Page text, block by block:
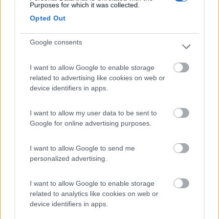
Purposes for which it was collected.
Opted Out
Google consents
I want to allow Google to enable storage
related to advertising like cookies on web or
device identifiers in apps.
I want to allow my user data to be sent to
Google for online advertising purposes.
I want to allow Google to send me
personalized advertising.
I want to allow Google to enable storage
related to analytics like cookies on web or
device identifiers in apps.
Pescara Nord. Ciao e buone vacanze Alfredo
pat70
Inserito il13/07/2006 alle:
balbotta
95
ciao! ero proprio in cerca di informazioni sul gran sasso e ho
trovato questo bellissimo topic!!! [:D] io sarò in abruzzo all'inizio
di agosto, con il mio ragazzo, in camper, a alba adriatica (è la
mare, abbastanza stanziale). però mi hanno parlato molto molto
bene del gran sasso (e di campo imperatore e gli arrosticini)
(anche notturna) proprio lì. quindi direi che la notte a Fonte
Vetica sia d'obbligo!!! Ci staremo solo una giornata, purtroppo,
perchè ormai abbiamo prenotato il campeggio, ma sono sicura